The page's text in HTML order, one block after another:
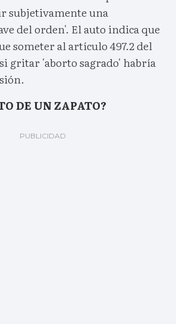
subjetivamente una
del orden'. El auto indica que
someter al artículo 497.2 del
gritar 'aborto sagrado' habría
DE UN ZAPATO?